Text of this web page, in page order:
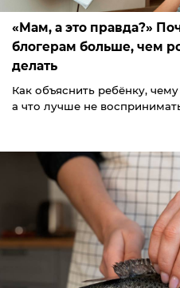
«Мам, а это правда?»
блогерам больше, чем
делать
Как объяснить ребёнку,
а что лучше не